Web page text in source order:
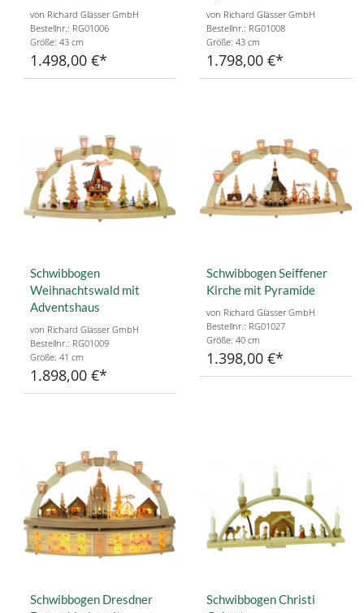
von Richard Glässer GmbH
Bestellnr.: RG01006
Größe: 43 cm
1.498,00 €
von Richard Glässer GmbH
Bestellnr.: RG01008
Größe: 43 cm
1.798,00 €
Schwibbogen
Weihnachtswald mit
Adventshaus
von Richard Glässer GmbH
Bestellnr.: RG01009
Größe: 41 cm
1.898,00 €
Schwibbogen Seiffener
Kirche mit Pyramide
von Richard Glässer GmbH
Bestellnr.: RG01027
Größe: 40 cm
1.398,00 €
Schwibbogen Dresdner
Schwibbogen Christi